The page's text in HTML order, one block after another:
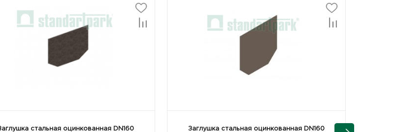
стальная оцинкованная DN160
Заглушка стальная оцинкованная DN160